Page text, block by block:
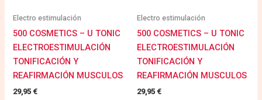
Electro estimulación
500 COSMETICS – U TONIC
ELECTROESTIMULACIÓN
TONIFICACIÓN Y
REAFIRMACIÓN MUSCULOS
29,95€
Electro estimulación
500 COSMETICS – U TONIC
ELECTROESTIMULACIÓN
TONIFICACIÓN Y
REAFIRMACIÓN MUSCULOS
29,95€